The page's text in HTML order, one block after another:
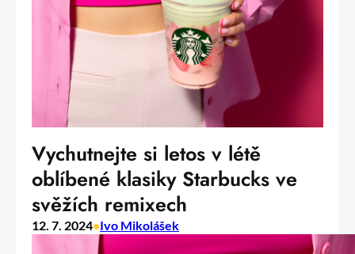
Vychutnejte si letos v létě
oblíbené klasiky Starbucks ve
svěžích remixech
12. 7. 2024•Ivo Mikolášek